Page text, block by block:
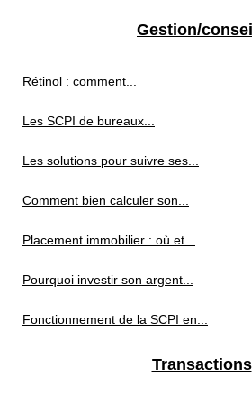
Gestion/
Rétinol : comment...
Les SCPI de bureaux...
Les solutions pour suivre ses...
Comment bien calculer son...
Placement immobilier : où et...
Pourquoi investir son argent...
Fonctionnement de la SCPI en...
Transactions